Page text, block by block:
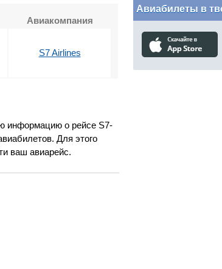
Авиакомпания
S7 Airlines
информацию о рейсе S7-
Для этого
ваш авиарейс.
Авиабилеты в